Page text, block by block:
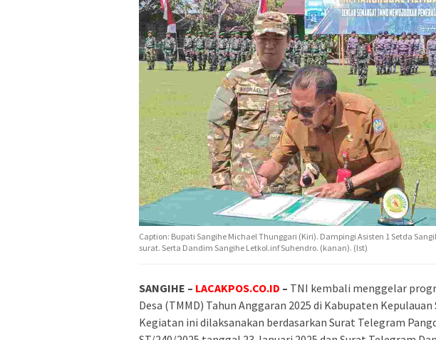
Caption: Bupati Sangihe Michael Thunggari (Kiri). Dampingi Asisten 1 Setda
surat. Serta Dandim Sangihe Letkol.inf Suhendro. (kanan). (Ist)
SANGIHE – LACAKPOS.CO.ID – TNI kembali menggelar
Desa (TMMD) Tahun Anggaran 2025 di Kabupaten
Kegiatan ini dilaksanakan berdasarkan Surat Telegram